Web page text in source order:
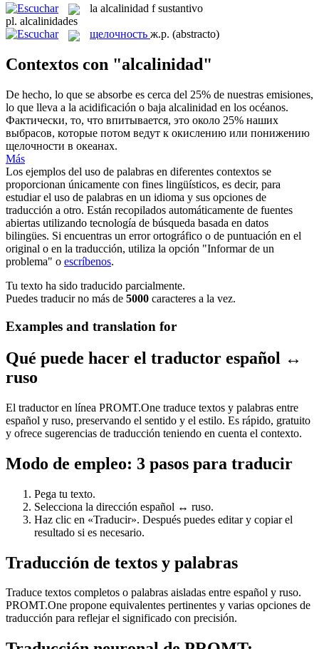
la alcalinidad f sustantivo
pl. alcalinidades
щелочность ж.р. (abstracto)
Contextos con "alcalinidad"
De hecho, lo que se absorbe es cerca del 25% de nuestras emisiones,
lo que lleva a la acidificación o baja alcalinidad en los océanos.
Фактически, то, что впитывается, это около 25% наших
выбрасов, которые потом ведут к окислению или понижению
щелочности в океанах.
Más
Los ejemplos del uso de palabras en diferentes contextos se
proporcionan únicamente con fines lingüísticos, es decir, para
estudiar el uso de palabras en un idioma y sus opciones de
traducción a otro. Están recopilados automáticamente de fuentes
abiertas utilizando tecnología de búsqueda basada en datos
bilingües. Si encuentras un error ortográfico o de puntuación en el
original o en la traducción, utiliza la opción "Informar de un
problema" o escríbenos.
Tu texto ha sido traducido parcialmente.
Puedes traducir no más de 5000 caracteres a la vez.
Examples and translation for
Qué puede hacer el traductor español ↔
ruso
El traductor en línea PROMT.One traduce textos y palabras entre
español y ruso, preservando el sentido y el estilo. Es rápido, gratuito
y ofrece sugerencias de traducción teniendo en cuenta el contexto.
Modo de empleo: 3 pasos para traducir
Pega tu texto.
Selecciona la dirección español ↔ ruso.
Haz clic en «Traducir». Después puedes editar y copiar el
resultado si es necesario.
Traducción de textos y palabras
Traduce textos completos o palabras aisladas entre español y ruso.
PROMT.One propone equivalentes pertinentes y varias opciones de
traducción para reflejar el significado con precisión.